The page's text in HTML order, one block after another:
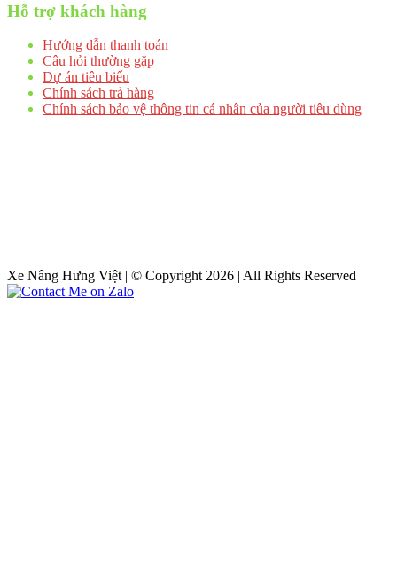
Hỗ trợ khách hàng
Hướng dẫn thanh toán
Câu hỏi thường gặp
Dự án tiêu biểu
Chính sách trả hàng
Chính sách bảo vệ thông tin cá nhân của người tiêu dùng
Xe Nâng Hưng Việt | © Copyright 2026 | All Rights Reserved